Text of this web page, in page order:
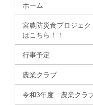
ホーム
宮農防災食プロジェ
はこちら！！
行事予定
農業クラブ
令和3年度 農業クラ